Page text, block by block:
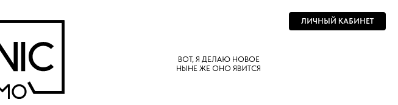
ВОТ, Я ДЕЛАЮ НОВОЕ
НЫНЕ ЖЕ ОНО ЯВИТСЯ
ЛИЧНЫЙ КАБИНЕТ